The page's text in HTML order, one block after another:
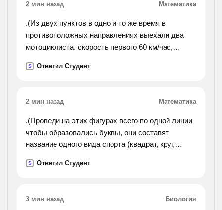
(1100,110) ? 6 (1100,111) ? 7 (1011,111) ? 8
(1011,10) ? 9 (1001,10) ? 10 (1001,11) ? 11
(1010,11) ? 12 (1010,100) ? 13 (111,100) ? 14
(111,10) ? 15 (101,10) ? 16 (101,11) ? 17 (110,11) ?
(10,1000) ? 22 (10,1001) ? 23 (11,1001) ? 24
2 мин назад Математика
.(Из двух пунктов в одно и то же время в
противоположных направлениях выехали два
мотоциклиста. скорость первого 60 км/час,
расстояние между пунктами, если известно, что
S Ответил Студент
2 мин назад Математика
.(Проведи на этих фигурах всего по одной линии
чтобы образовались буквы, они составят
название одного вида спорта (квадрат, круг,
S Ответил Студент
3 мин назад Биология